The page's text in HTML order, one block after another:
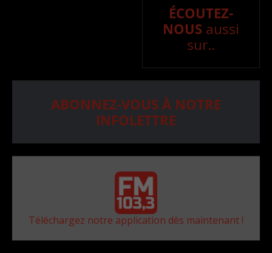
ÉCOUTEZ-
NOUS aussi
sur..
ABONNEZ-VOUS À NOTRE
INFOLETTRE
Téléchargez notre application dès maintenant !